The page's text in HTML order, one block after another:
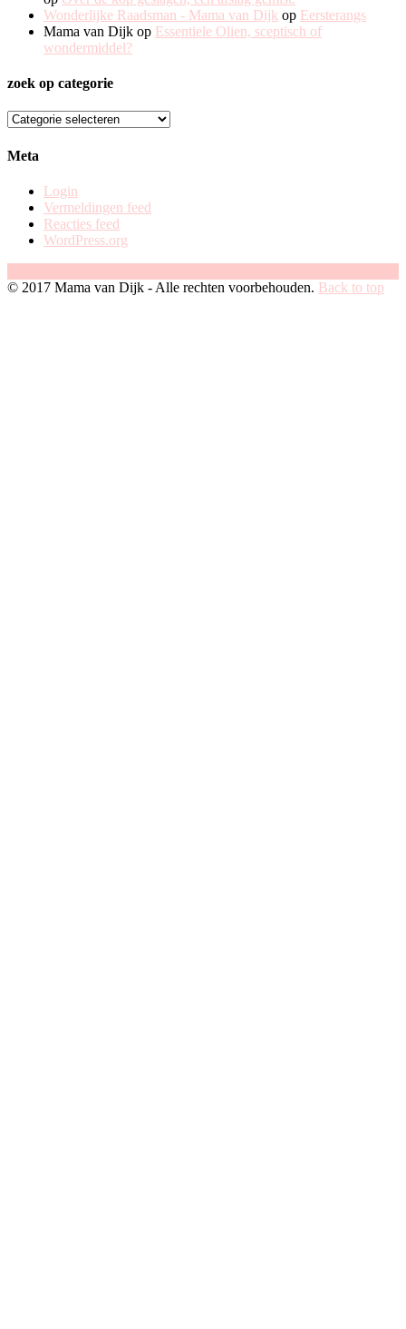
Wonderlijke Raadsman - Mama van Dijk op Eersterangs
Mama van Dijk op Essentiele Olien, sceptisch of
wondermiddel?
zoek op categorie
zoek
categorie
Meta
Login
Vermeldingen feed
Reacties feed
WordPress.org
© 2017 Mama van Dijk - Alle rechten voorbehouden. Back to top